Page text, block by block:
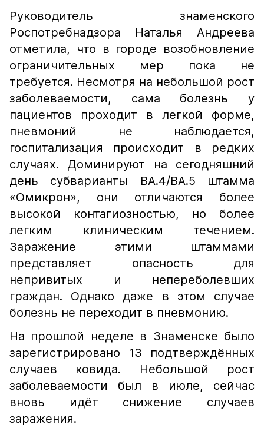
Руководитель знаменского
Роспотребнадзора Наталья Андреева
отметила, что в городе возобновление
ограничительных мер пока не
требуется. Несмотря на небольшой рост
заболеваемости, сама болезнь у
пациентов проходит в легкой форме,
пневмоний не наблюдается,
госпитализация происходит в редких
случаях. Доминируют на сегодняшний
день субварианты BA.4/BA.5 штамма
«Омикрон», они отличаются более
высокой контагиозностью, но более
легким клиническим течением.
Заражение этими штаммами
представляет опасность для
непривитых и непереболевших
граждан. Однако даже в этом случае
болезнь не переходит в пневмонию.
На прошлой неделе в Знаменске было
зарегистрировано 13 подтверждённых
случаев ковида. Небольшой рост
заболеваемости был в июле, сейчас
вновь идёт снижение случаев
заражения.